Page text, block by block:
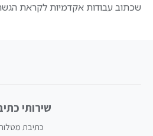
שכתוב עבודות אקדמיות לקראת
שירותי
כתיבת